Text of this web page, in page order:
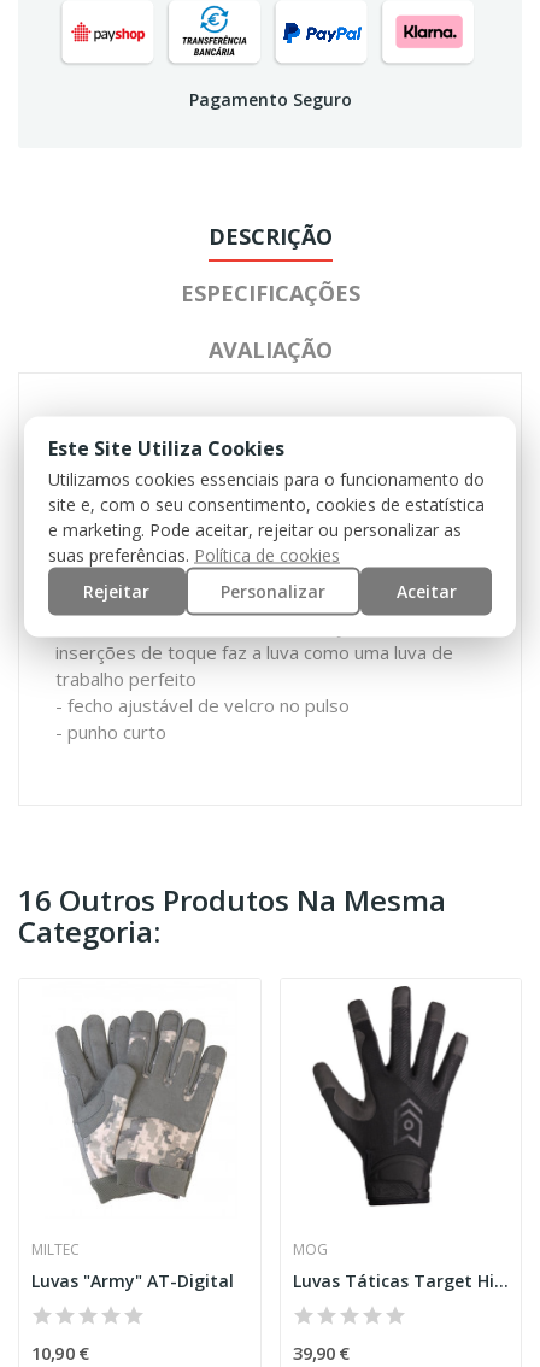
Pagamento Seguro
DESCRIÇÃO
ESPECIFICAÇÕES
AVALIAÇÃO
Palma: 60% Poliamida, 40% Poliuretano
Costas de mão: 70% Nylon, 30% Elastano
- dedo indicador e polegar com "inserção de toque"
- operação fácil de máquinas, telemóveis ou tablets
com ecrã táctil
- orifícios finos de ventilação na palma da mão
inserções de toque faz a luva como uma luva de
trabalho perfeito
- fecho ajustável de velcro no pulso
- punho curto
16 Outros Produtos Na Mesma
Categoria:
MILTEC
Luvas "Army" AT-Digital
10,90 €
MOG
Luvas Táticas Target High Abrasion – Pretas [MoG®]
39,90 €
Este Site Utiliza Cookies
Utilizamos cookies essenciais para o funcionamento do
site e, com o seu consentimento, cookies de estatística
e marketing. Pode aceitar, rejeitar ou personalizar as
suas preferências. Política de cookies
Rejeitar
Personalizar Aceitar